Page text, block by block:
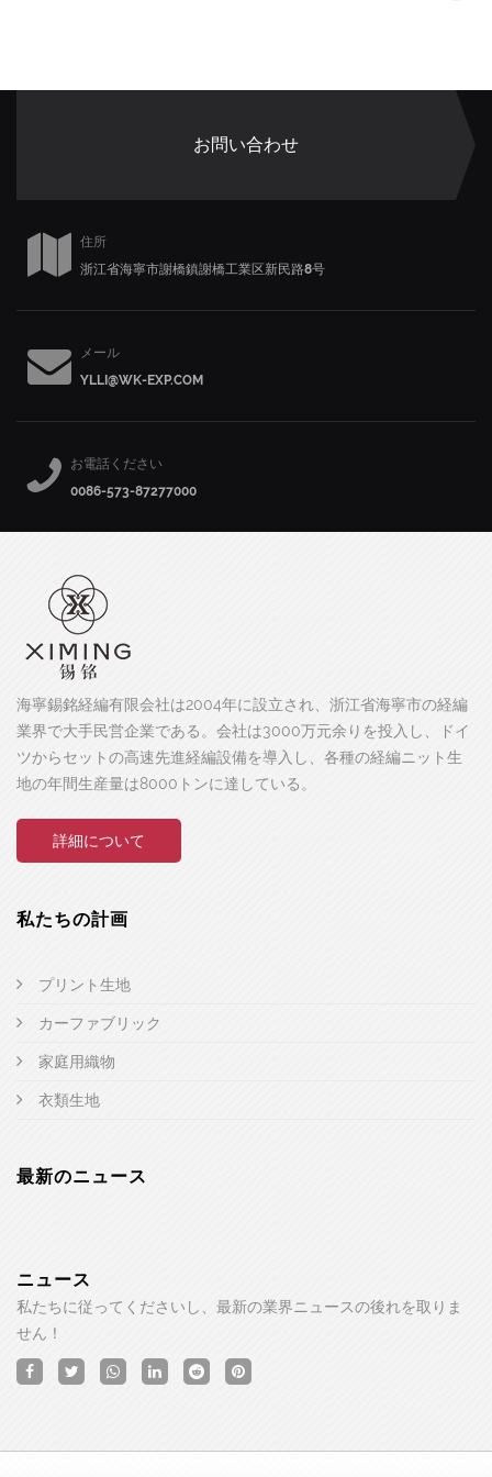
お問い合わせ
住所
浙江省海寧市謝橋鎮謝橋工業区新民路8号
メール
YLLI@WK-EXP.COM
お電話ください
0086-573-87277000
海寧錫銘経編有限会社は2004年に設立され、浙江省海寧市の経編
業界で大手民営企業である。会社は3000万元余りを投入し、ドイ
ツからセットの高速先進経編設備を導入し、各種の経編ニット生
地の年間生産量は8000トンに達している。
詳細について
私たちの計画
プリント生地
カーファブリック
家庭用織物
衣類生地
最新のニュース
ニュース
私たちに従ってくださいし、最新の業界ニュースの後れを取りま
せん！